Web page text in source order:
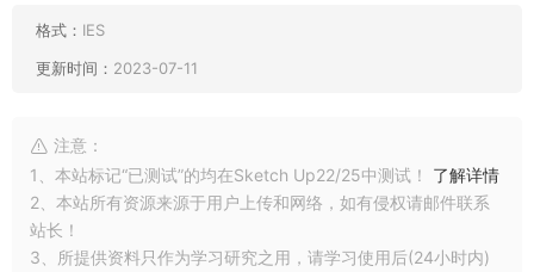
格式： IES
更新时间： 2023-07-11
注意：
1、本站标记“已测试”的均在Sketch Up22/25中测试！ 了解详情
2、本站所有资源来源于用户上传和网络，如有侵权请邮件联系
站长！
3、所提供资料只作为学习研究之用，请学习使用后(24小时内)